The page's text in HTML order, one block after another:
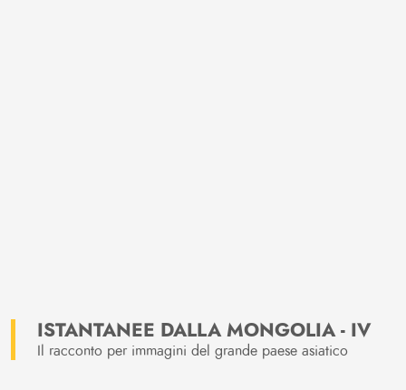
ISTANTANEE DALLA MONGOLIA - IV
Il racconto per immagini del grande paese asiatico